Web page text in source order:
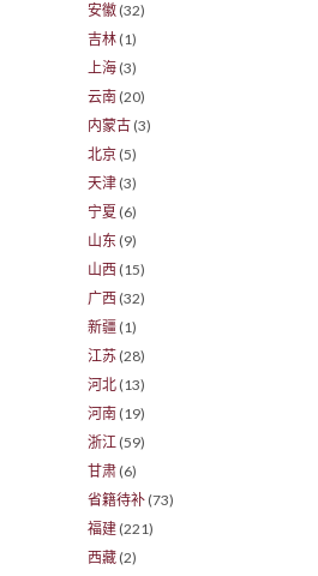
安徽 (32)
吉林 (1)
上海 (3)
云南 (20)
内蒙古 (3)
北京 (5)
天津 (3)
宁夏 (6)
山东 (9)
山西 (15)
广西 (32)
新疆 (1)
江苏 (28)
河北 (13)
河南 (19)
浙江 (59)
甘肃 (6)
省籍待补 (73)
福建 (221)
西藏 (2)